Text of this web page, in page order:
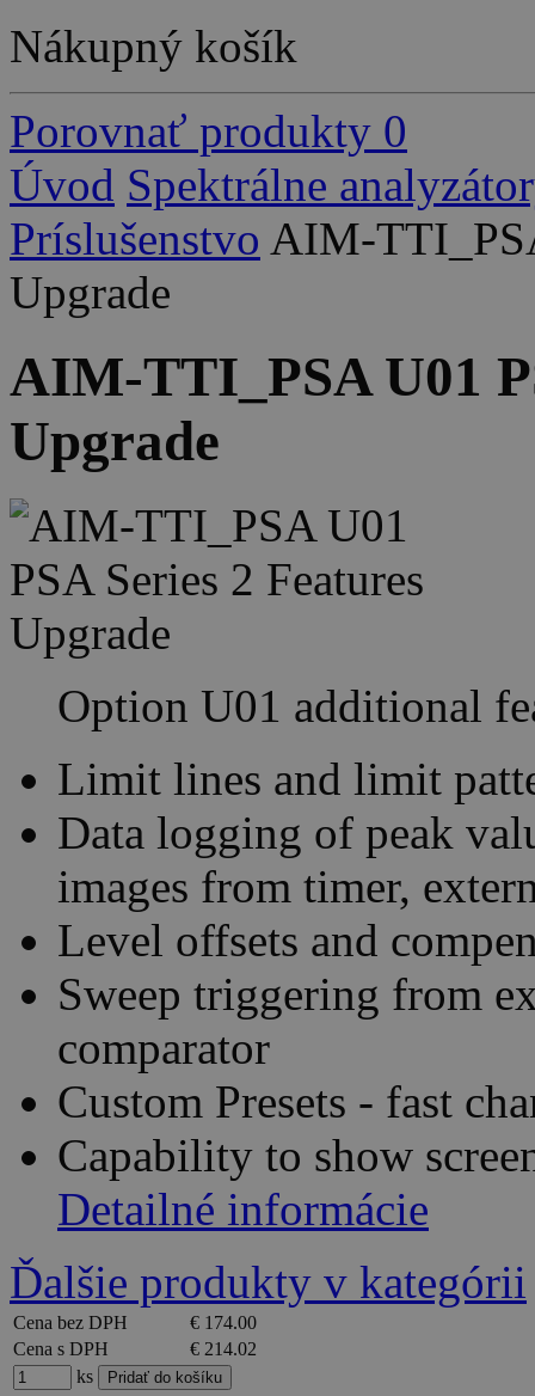
Nákupný košík
Porovnať produkty 0
Úvod Spektrálne
Príslušenstvo AIM-
Upgrade
AIM-TTI_PSA U01
Upgrade
Option U01 additional
Limit lines and limit
Data logging of peak
images from timer,
Level offsets and
Sweep triggering from
comparator
Custom Presets - fast
Capability to show
Detailné informácie
Ďalšie produkty v kategórii
Cena bez DPH
€ 174.00
Cena s DPH
€ 214.02
ks